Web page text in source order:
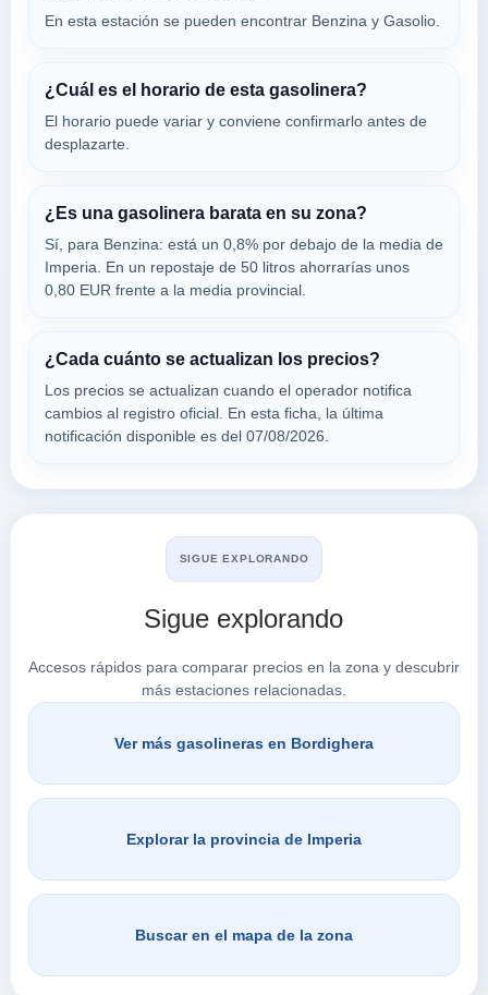
BORDIGHERA,
VER PRECIOS
1 Via Aurelia, Km. 686,479, Bordighera
18012
1235 VENTIMIGLIA
a 4.15 Km
VENTIMIGLIA,
18012
eni
VENTIMIGLIA,
Buscar en Bordighera
En esta estación se pueden encontrar Benzina y Gasolio.
¿Cuál es el horario de esta gasolinera?
El horario puede variar y conviene confirmarlo antes de
desplazarte.
¿Es una gasolinera barata en su zona?
Sí, para Benzina: está un 0,8% por debajo de la media de
Imperia. En un repostaje de 50 litros ahorrarías unos
0,80 EUR frente a la media provincial.
¿Cada cuánto se actualizan los precios?
Los precios se actualizan cuando el operador notifica
cambios al registro oficial. En esta ficha, la última
notificación disponible es del 07/08/2026.
SIGUE EXPLORANDO
Sigue explorando
Accesos rápidos para comparar precios en la zona y descubrir
más estaciones relacionadas.
Ver más gasolineras en Bordighera
Explorar la provincia de Imperia
Buscar en el mapa de la zona